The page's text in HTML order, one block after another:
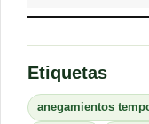
Etiquetas
anegamientos